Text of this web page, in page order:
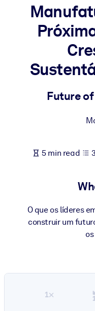
BY SYSTEM
For LMS/LXP
Bring bite-sized,
learning results.
Enrich your corporate
outputs.
Future
5 min read
O que os líderes
construir um
1×